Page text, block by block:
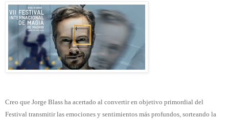
Creo que Jorge Blass ha acertado al convertir en objetivo primordial del
Festival transmitir las emociones y sentimientos más profundos, sorteando la